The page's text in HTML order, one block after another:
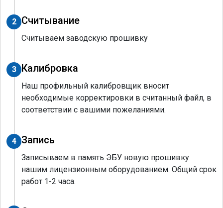
2 Считывание
Считываем заводскую прошивку
3 Калибровка
Наш профильный калибровщик вносит
необходимые корректировки в считанный файл, в
соответствии с вашими пожеланиями.
4 Запись
Записываем в память ЭБУ новую прошивку
нашим лицензионным оборудованием. Общий срок
работ 1-2 часа.